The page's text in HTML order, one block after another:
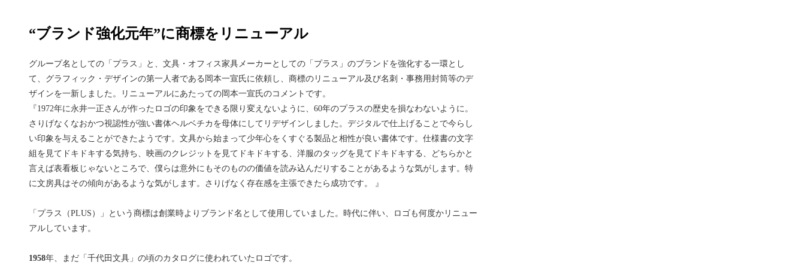
“ブランド強化元年”に商標をリニューアル
グループ名としての「プラス」と、文具・オフィス家具メーカーとしての「プラス」のブランドを強化する一環とし
て、グラフィック・デザインの第一人者である岡本一宣氏に依頼し、商標のリニューアル及び名刺・事務用封筒等のデ
ザインを一新しました。リニューアルにあたっての岡本一宣氏のコメントです。
『1972年に永井一正さんが作ったロゴの印象をできる限り変えないように、60年のプラスの歴史を損なわないように。
さりげなくなおかつ視認性が強い書体ヘルベチカを母体にしてリデザインしました。デジタルで仕上げることで今らし
い印象を与えることができたようです。文具から始まって少年心をくすぐる製品と相性が良い書体です。仕様書の文字
組を見てドキドキする気持ち、映画のクレジットを見てドキドキする、洋服のタッグを見てドキドキする、どちらかと
言えば表看板じゃないところで、僕らは意外にもそのものの価値を読み込んだりすることがあるような気がします。特
に文房具はその傾向があるような気がします。さりげなく存在感を主張できたら成功です。 』
「プラス（PLUS）」という商標は創業時よりブランド名として使用していました。時代に伴い、ロゴも何度かリニュー
アルしています。
1958年、まだ「千代田文具」の頃のカタログに使われていたロゴです。